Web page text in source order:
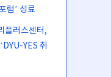
럼’ 성료
플러스센터,
YES 취